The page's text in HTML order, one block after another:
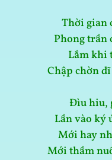
Thời gian
Phong trần
Lắm khi
Chập chờn
Đìu hiu,
Lần vào ký
Mới hay
Mới thầm